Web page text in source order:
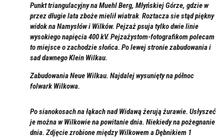
Punkt triangulacyjny na Muehl Berg, Młyńskiej Górze, gdzie w
przez długie lata zboże mielił wiatrak. Roztacza sie stąd piękny
widok na Namysłów i Wilków. Pejzaż psuja tylko dwie linie
wysokiego napięcia 400 kV. Pejzażystom-fotografikom polecam
to miejsce o zachodzie słońca. Po lewej stronie zabudowania i
sad dawnego Klein Wilkau.
Zabudowania Neue Wilkau. Najdalej wysunięty na północ
folwark Wilkowa.
Po sianokosach na łąkach nad Widawą żerują żurawie. Usłyszeć
je można w Wilkowie na powitanie dnia. Niekiedy na pożegnanie
dnia. Zdjęcie zrobione między Wilkowem a Dębnikiem 1